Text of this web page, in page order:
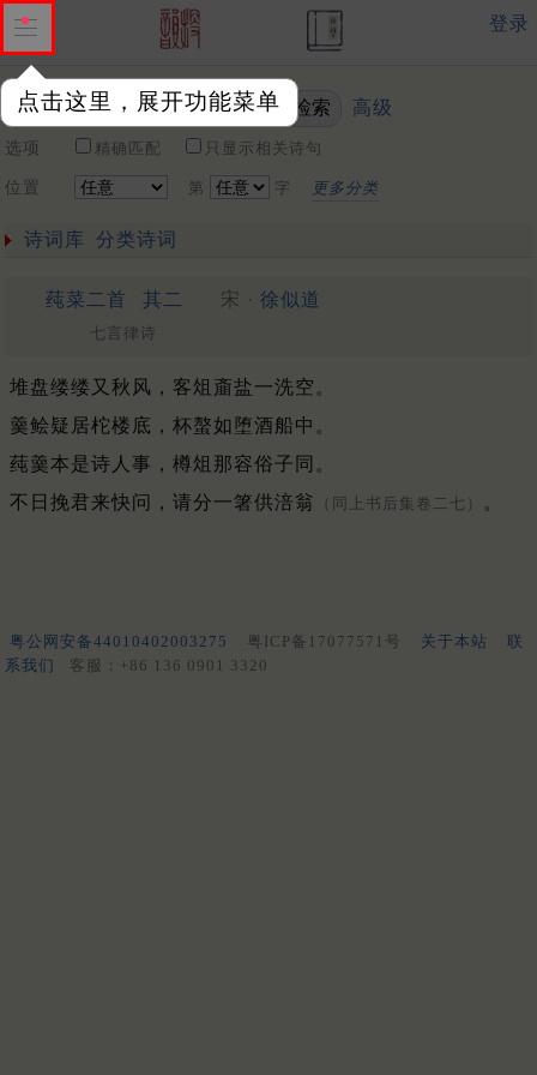
点击这里，展开功能菜单
登录
关键词 高级
选项 精确匹配 只显示相关诗句
位置 第 字 更多分类
诗词库 分类诗词
莼菜二首 其二 宋 · 徐似道
七言律诗
堆盘缕缕又秋风，客俎齑盐一洗空。
羹鲙疑居柁楼底，杯螯如堕酒船中。
莼羹本是诗人事，樽俎那容俗子同。
不日挽君来快问，请分一箸供涪翁
（同上书后集卷二七） 。
粤公网安备44010402003275 粤ICP备17077571号 关于本站
联
系我们
客服：+86 136 0901 3320